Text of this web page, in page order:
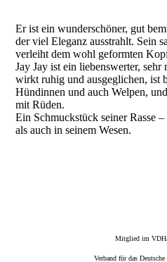
Er ist ein wunderschöner, gut
der viel Eleganz ausstrahlt. Sein
verleiht dem wohl geformten
Jay Jay ist ein liebenswerter,
wirkt ruhig und ausgeglichen, ist
Hündinnen und auch Welpen,
mit Rüden.
Ein Schmuckstück seiner Rasse
als auch in seinem Wesen.
Mitglied im
Verband für das